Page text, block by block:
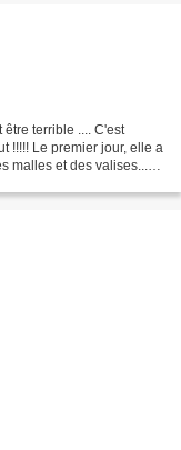
terrible .... C'est
!!!!! Le premier jour, elle a
malles et des valises...